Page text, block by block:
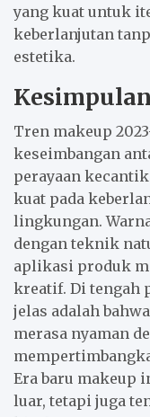
yang kuat untuk
keberlanjutan
estetika.
Kesimpulan
Tren makeup
keseimbangan
perayaan
kuat pada
lingkungan.
dengan teknik
aplikasi produk
kreatif. Di tengah
jelas adalah
merasa nyaman
Era baru makeup
luar, tetapi juga